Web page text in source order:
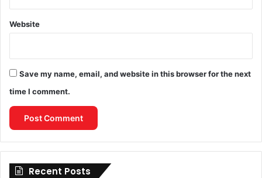
Website
Save my name, email, and website in this browser for the next
time I comment.
Recent Posts